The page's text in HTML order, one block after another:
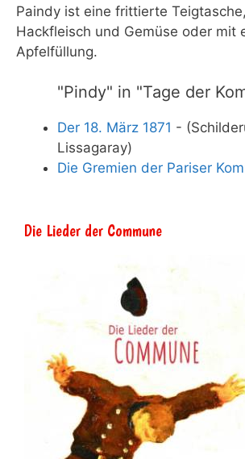
Paindy ist eine frittierte
Hackfleisch und Gemüse oder mit
Apfelfüllung.
"Pindy" in "Tage der
Der 18. März 1871 -
Lissagaray)
Die Gremien der Pariser
Die Lieder der Commune